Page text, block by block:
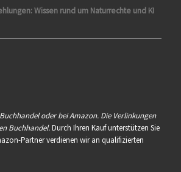
Wissen rund um Naturrechte und KI
oder bei Amazon. Die Verlinkungen
Buchhandel.Durch Ihren Kauf unterstützen Sie
Partner verdienen wir an qualifizierten